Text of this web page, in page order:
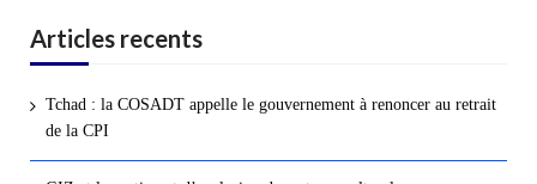
Articles recents
Tchad : la COSADT appelle le gouvernement à renoncer au retrait
de la CPI